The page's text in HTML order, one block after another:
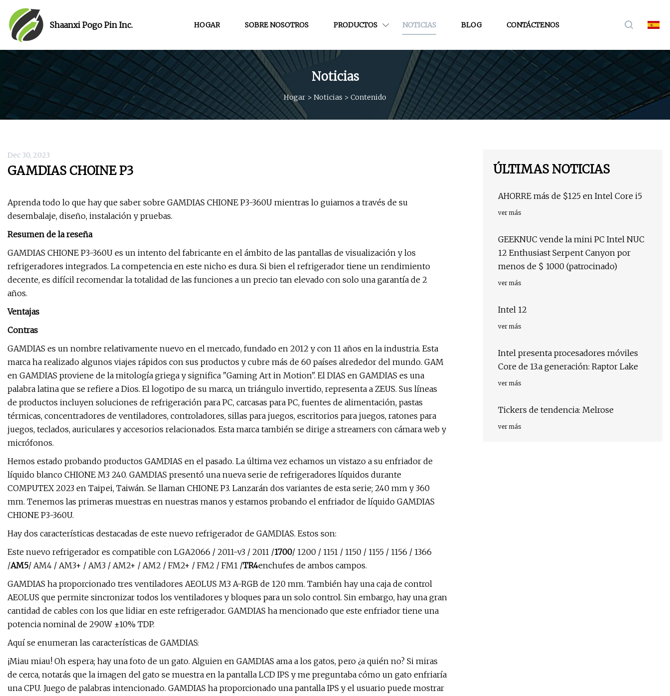
Shaanxi Pogo Pin Inc. HOGAR SOBRE NOSOTROS PRODUCTOS NOTICIAS BLOG CONTÁCTENOS
Noticias
Hogar > Noticias > Contenido
Dec 30, 2023
GAMDIAS CHOINE P3
Aprenda todo lo que hay que saber sobre GAMDIAS CHIONE P3-360U mientras lo guiamos a través de su
desembalaje, diseño, instalación y pruebas.
Resumen de la reseña
GAMDIAS CHIONE P3-360U es un intento del fabricante en el ámbito de las pantallas de visualización y los
refrigeradores integrados. La competencia en este nicho es dura. Si bien el refrigerador tiene un rendimiento
decente, es difícil recomendar la totalidad de las funciones a un precio tan elevado con solo una garantía de 2
años.
Ventajas
Contras
GAMDIAS es un nombre relativamente nuevo en el mercado, fundado en 2012 y con 11 años en la industria. Esta
marca ha realizado algunos viajes rápidos con sus productos y cubre más de 60 países alrededor del mundo. GAM
en GAMDIAS proviene de la mitología griega y significa "Gaming Art in Motion". El DIAS en GAMDIAS es una
palabra latina que se refiere a Dios. El logotipo de su marca, un triángulo invertido, representa a ZEUS. Sus líneas
de productos incluyen soluciones de refrigeración para PC, carcasas para PC, fuentes de alimentación, pastas
térmicas, concentradores de ventiladores, controladores, sillas para juegos, escritorios para juegos, ratones para
juegos, teclados, auriculares y accesorios relacionados. Esta marca también se dirige a streamers con cámara web y
micrófonos.
Hemos estado probando productos GAMDIAS en el pasado. La última vez echamos un vistazo a su enfriador de
líquido blanco CHIONE M3 240. GAMDIAS presentó una nueva serie de refrigeradores líquidos durante
COMPUTEX 2023 en Taipei, Taiwán. Se llaman CHIONE P3. Lanzarán dos variantes de esta serie; 240 mm y 360
mm. Tenemos las primeras muestras en nuestras manos y estamos probando el enfriador de líquido GAMDIAS
CHIONE P3-360U.
Hay dos características destacadas de este nuevo refrigerador de GAMDIAS. Estos son:
Este nuevo refrigerador es compatible con LGA2066 / 2011-v3 / 2011 /1700/ 1200 / 1151 / 1150 / 1155 / 1156 / 1366
/AM5/ AM4 / AM3+ / AM3 / AM2+ / AM2 / FM2+ / FM2 / FM1 /TR4enchufes de ambos campos.
GAMDIAS ha proporcionado tres ventiladores AEOLUS M3 A-RGB de 120 mm. También hay una caja de control
AEOLUS que permite sincronizar todos los ventiladores y bloques para un solo control. Sin embargo, hay una gran
cantidad de cables con los que lidiar en este refrigerador. GAMDIAS ha mencionado que este enfriador tiene una
potencia nominal de 290W ±10% TDP.
Aquí se enumeran las características de GAMDIAS:
¡Miau miau! Oh espera; hay una foto de un gato. Alguien en GAMDIAS ama a los gatos, pero ¿a quién no? Si miras
de cerca, notarás que la imagen del gato se muestra en la pantalla LCD IPS y me preguntaba cómo un gato enfriaría
una CPU. Juego de palabras intencionado. GAMDIAS ha proporcionado una pantalla IPS y el usuario puede mostrar
ÚLTIMAS NOTICIAS
AHORRE más de $125 en Intel Core i5
ver más
GEEKNUC vende la mini PC Intel NUC
12 Enthusiast Serpent Canyon por
menos de $ 1000 (patrocinado)
ver más
Intel 12
ver más
Intel presenta procesadores móviles
Core de 13.a generación: Raptor Lake
ver más
Tickers de tendencia: Melrose
ver más